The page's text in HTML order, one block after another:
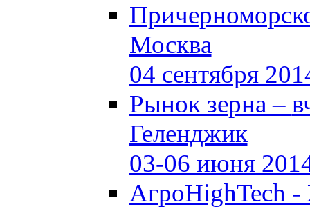
Москва
04 сентября
Рынок зерна –
Геленджик
03-06 июня
АгроHighTech